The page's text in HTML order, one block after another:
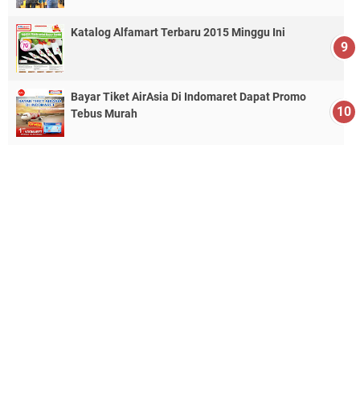
Katalog Alfamart Terbaru 2015 Minggu Ini
Bayar Tiket AirAsia Di Indomaret Dapat Promo
Tebus Murah